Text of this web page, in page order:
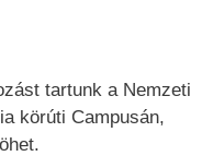
tartunk a Nemzeti
körúti Campusán,